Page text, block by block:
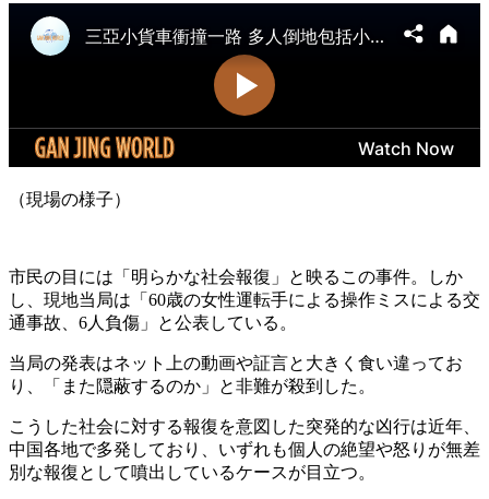
（現場の様子）
市民の目には「明らかな社会報復」と映るこの事件。しか
し、現地当局は「60歳の女性運転手による操作ミスによる交
通事故、6人負傷」と公表している。
当局の発表はネット上の動画や証言と大きく食い違ってお
り、「また隠蔽するのか」と非難が殺到した。
こうした社会に対する報復を意図した突発的な凶行は近年、
中国各地で多発しており、いずれも個人の絶望や怒りが無差
別な報復として噴出しているケースが目立つ。